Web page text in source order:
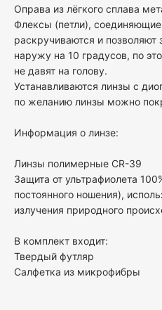
Оправа из лёгкого сплава
Флексы (петли),
раскручиваются и позволяют
наружу на 10 градусов, по
не давят на голову.
Устанавливаются линзы с
по желанию линзы можно
Информация о линзе:
Линзы полимерные CR-39
Защита от ультрафиолета
постоянного ношения),
излучения природного
В комплект входит:
Твердый футляр
Салфетка из микрофибры